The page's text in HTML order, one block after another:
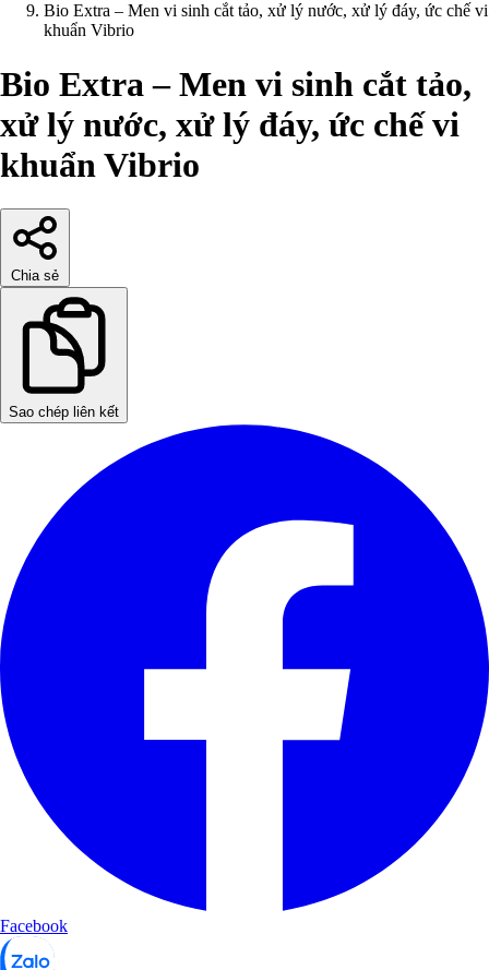
Bio Extra – Men vi sinh cắt tảo, xử lý nước, xử lý đáy, ức chế vi
khuẩn Vibrio
Bio Extra – Men vi sinh cắt tảo,
xử lý nước, xử lý đáy, ức chế vi
khuẩn Vibrio
Chia sẻ
Sao chép liên kết
Facebook